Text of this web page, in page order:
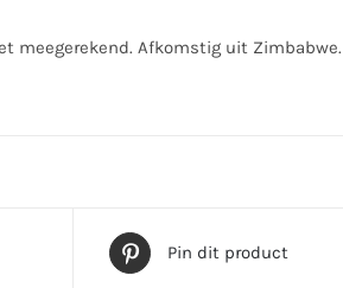
meegerekend. Afkomstig uit Zimbabwe.
Pin dit product